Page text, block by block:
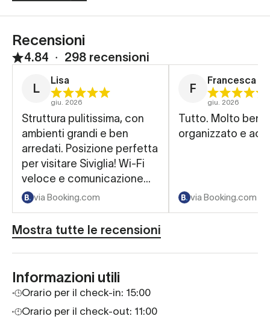
Recensioni
4.84 ∙ 298 recensioni
L
Lisa
giu. 2026
Struttura pulitissima, con
ambienti grandi e ben
arredati. Posizione perfetta
per visitare Siviglia! Wi-Fi
veloce e comunicazione
efficiente per ogni cosa.
via Booking.com
F
Francesca
giu. 2026
Tutto. Molto ben
organizzato e
via Booking.com
Mostra tutte le recensioni
Informazioni utili
Orario per il check-in: 15:00
Orario per il check-out: 11:00